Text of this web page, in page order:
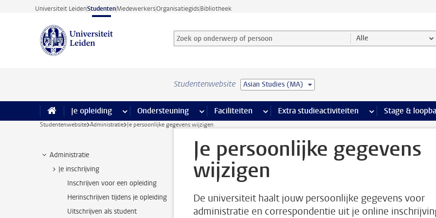
Ga direct naar de inhoud
Universiteit LeidenStudentenMedewerkersOrganisatiegidsBibliotheek
Zoek op onderwerp of persoon en selecteer categorie
Zoekterm Alle
Studentenwebsite Asian Studies (MA)
Je opleiding meer Je opleiding pagina’s
Ondersteuning meer Ondersteuning pagina’s
Faciliteiten meer Faciliteiten pagina’s
Extra studieactiviteiten meer Extra
Stage &
Studentenwebsite Administratie Je persoonlijke gegevens wijzigen
Administratie
Je inschrijving
Inschrijven voor een opleiding
Herinschrijven tijdens je opleiding
Uitschrijven als student
Je persoonlijke gegevens
wijzigen
De universiteit haalt jouw persoonlijke gegevens voor
administratie en correspondentie uit je online